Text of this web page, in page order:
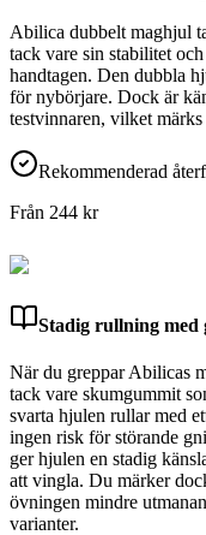
Abilica dubbelt maghjul
tack vare sin stabilitet
handtagen. Den dubbla
för nybörjare. Dock är
testvinnaren, vilket
Rekommenderad
Från 244 kr
Stadig rullning med
När du greppar Abilicas
tack vare skumgummit
svarta hjulen rullar med
ingen risk för störande
ger hjulen en stadig
att vingla. Du märker
övningen mindre
varianter.